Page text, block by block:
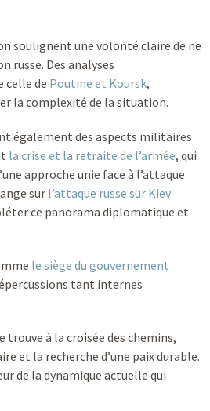
soulignent une volonté claire de ne
russe. Des analyses
celle de Poutine et Koursk,
la complexité de la situation.
également des aspects militaires
la crise et la retraite de l’armée, qui
approche unie face à l’attaque
sur l’attaque russe sur Kiev
ce panorama diplomatique et
le siège du gouvernement
tant internes
trouve à la croisée des chemins,
et la recherche d’une paix durable.
de la dynamique actuelle qui